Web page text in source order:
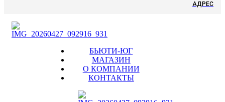
АДРЕС
БЬЮТИ-ЮГ
МАГАЗИН
О КОМПАНИИ
КОНТАКТЫ